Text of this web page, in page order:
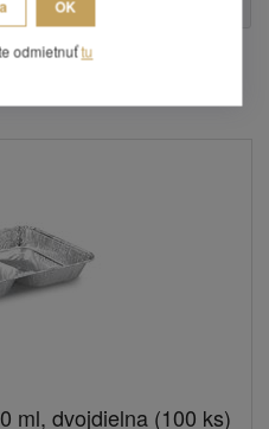
ml, dvojdielna (100 ks)
OK
odmietnuťtu